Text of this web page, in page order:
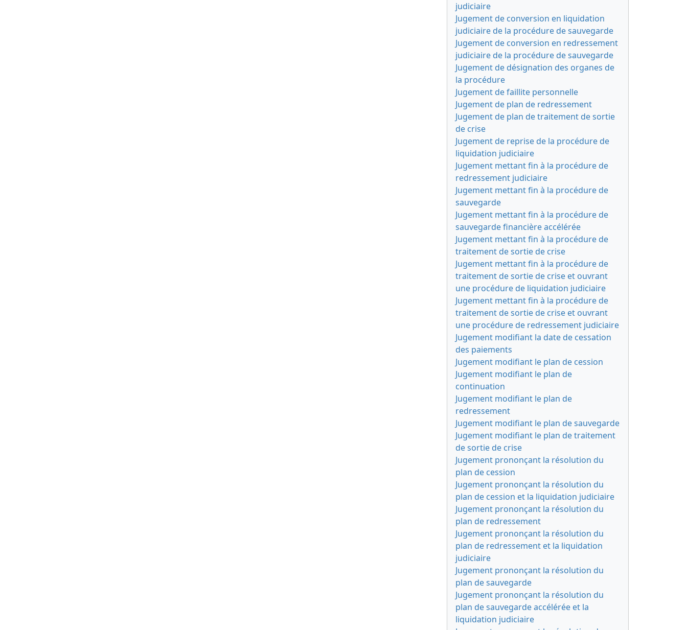
judiciaire
Jugement de conversion en liquidation
judiciaire de la procédure de sauvegarde
Jugement de conversion en redressement
judiciaire de la procédure de sauvegarde
Jugement de désignation des organes de
la procédure
Jugement de faillite personnelle
Jugement de plan de redressement
Jugement de plan de traitement de sortie
de crise
Jugement de reprise de la procédure de
liquidation judiciaire
Jugement mettant fin à la procédure de
redressement judiciaire
Jugement mettant fin à la procédure de
sauvegarde
Jugement mettant fin à la procédure de
sauvegarde financière accélérée
Jugement mettant fin à la procédure de
traitement de sortie de crise
Jugement mettant fin à la procédure de
traitement de sortie de crise et ouvrant
une procédure de liquidation judiciaire
Jugement mettant fin à la procédure de
traitement de sortie de crise et ouvrant
une procédure de redressement judiciaire
Jugement modifiant la date de cessation
des paiements
Jugement modifiant le plan de cession
Jugement modifiant le plan de
continuation
Jugement modifiant le plan de
redressement
Jugement modifiant le plan de sauvegarde
Jugement modifiant le plan de traitement
de sortie de crise
Jugement prononçant la résolution du
plan de cession
Jugement prononçant la résolution du
plan de cession et la liquidation judiciaire
Jugement prononçant la résolution du
plan de redressement
Jugement prononçant la résolution du
plan de redressement et la liquidation
judiciaire
Jugement prononçant la résolution du
plan de sauvegarde
Jugement prononçant la résolution du
plan de sauvegarde accélérée et la
liquidation judiciaire